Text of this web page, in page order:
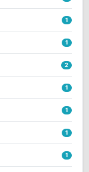
1
1
2
1
1
1
1